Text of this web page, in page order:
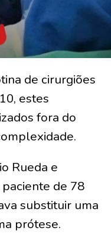
de cirurgiões
estes
fora do
Rueda e
de 78
substituir uma
prótese.